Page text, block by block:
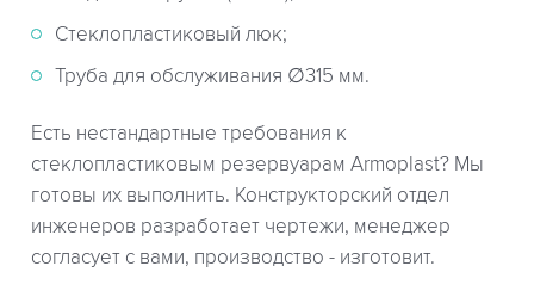
Стеклопластиковый люк;
Труба для обслуживания ∅315 мм.
Есть нестандартные требования к
стеклопластиковым резервуарам Armoplast? Мы
готовы их выполнить. Конструкторский отдел
инженеров разработает чертежи, менеджер
согласует с вами, производство - изготовит.